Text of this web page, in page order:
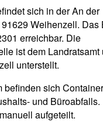
sich in der An der
Weihenzell. Das
erreichbar. Die
ist dem Landratsamt
unterstellt.
befinden sich
und
aufgeteilt.